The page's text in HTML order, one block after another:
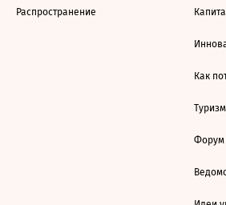
Распространение
Как
Туризм
Форум